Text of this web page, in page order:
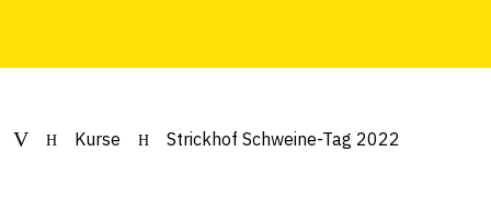
Kurse Strickhof Schweine-Tag 2022